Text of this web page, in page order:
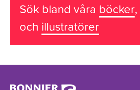
Sök bland våra böcker,
och illustratörer